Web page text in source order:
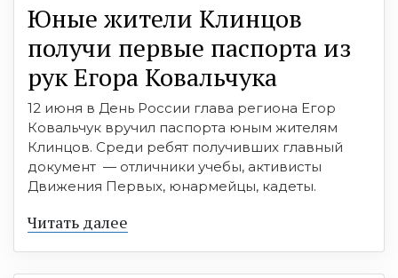
Юные жители Клинцов
получи первые паспорта из
рук Егора Ковальчука
12 июня в День России глава региона Егор
Ковальчук вручил паспорта юным жителям
Клинцов. Среди ребят получивших главный
документ — отличники учебы, активисты
Движения Первых, юнармейцы, кадеты.
Читать далее